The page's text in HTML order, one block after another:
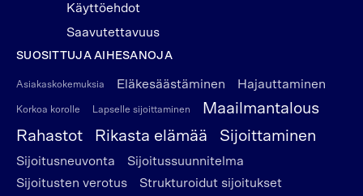
Käyttöehdot
Saavutettavuus
SUOSITTUJA AIHESANOJA
Asiakaskokemuksia Eläkesäästäminen Hajauttaminen
Korkoa korolle Lapselle sijoittaminen
Maailmantalous
Rahastot
Rikasta elämää Sijoittaminen
Sijoitusneuvonta
Sijoitussuunnitelma
Sijoitusten verotus
Strukturoidut sijoitukset